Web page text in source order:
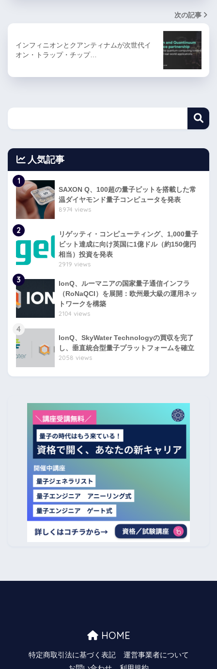
次の記事
インフィニオンとクアンティナムが次世代イ
オン・トラップ・チップ…
人気記事
1
SAXON Q、100超の量子ビットを搭載した常
温ダイヤモンド量子コンピュータを発表
8974 views
2
リゲッティ・コンピューティング、1,000量子
ビット達成に向け英国に1億ドル（約150億円
相当）投資を発表
2919 views
3
IonQ、ルーマニアの国家量子通信インフラ
（RoNaQCI）を展開：欧州最大級の運用ネッ
トワークを構築
2104 views
4
IonQ、SkyWater Technologyの買収を完了
し、垂直統合型量子プラットフォームを確立
2058 views
HOME
特定商取引法に基づく表記
運営事業者について